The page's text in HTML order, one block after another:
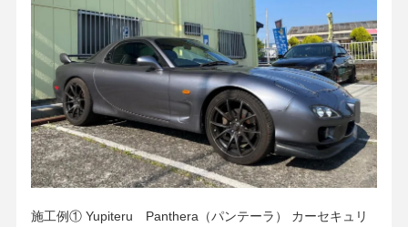
施工例① Yupiteru Panthera（パンテーラ） カーセキュリ